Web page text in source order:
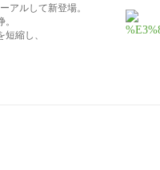
アルして新登場。
縮し、